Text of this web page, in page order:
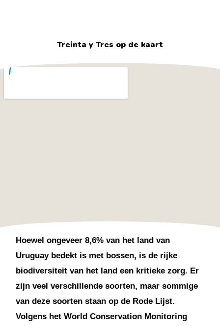
Treinta y Tres op de kaart
Hoewel ongeveer 8,6% van het land van
Uruguay bedekt is met bossen, is de rijke
biodiversiteit van het land een kritieke zorg. Er
zijn veel verschillende soorten, maar sommige
van deze soorten staan op de Rode Lijst.
Volgens het World Conservation Monitoring